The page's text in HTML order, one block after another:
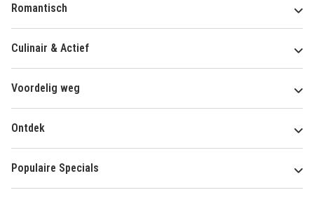
Romantisch
Culinair & Actief
Voordelig weg
Ontdek
Populaire Specials